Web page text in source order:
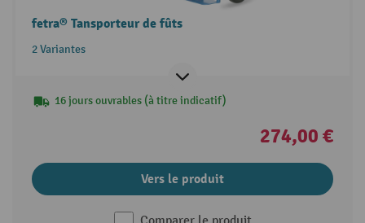
fetra® Tansporteur de fûts
2 Variantes
16 jours ouvrables (à titre indicatif)
274,00 €
Vers le produit